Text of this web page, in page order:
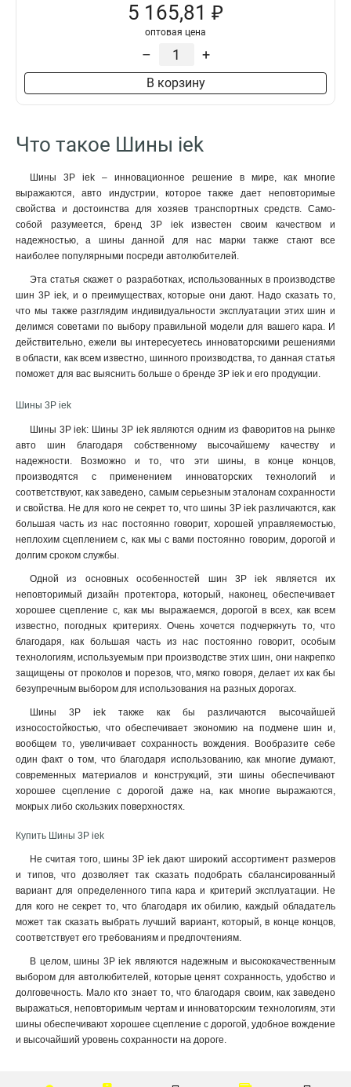
5 165,81 ₽
оптовая цена
– +
В корзину
Что такое Шины iek
Шины 3P iek – инновационное решение в мире, как многие
выражаются, авто индустрии, которое также дает неповторимые
свойства и достоинства для хозяев транспортных средств. Само-
собой разумеется, бренд 3P iek известен своим качеством и
надежностью, а шины данной для нас марки также стают все
наиболее популярными посреди автолюбителей.
Эта статья скажет о разработках, использованных в производстве
шин 3P iek, и о преимуществах, которые они дают. Надо сказать то,
что мы также разглядим индивидуальности эксплуатации этих шин и
делимся советами по выбору правильной модели для вашего кара. И
действительно, ежели вы интересуетесь инноваторскими решениями
в области, как всем известно, шинного производства, то данная статья
поможет для вас выяснить больше о бренде 3P iek и его продукции.
Шины 3P iek
Шины 3P iek: Шины 3P iek являются одним из фаворитов на рынке
авто шин благодаря собственному высочайшему качеству и
надежности. Возможно и то, что эти шины, в конце концов,
производятся с применением инноваторских технологий и
соответствуют, как заведено, самым серьезным эталонам сохранности
и свойства. Не для кого не секрет то, что шины 3P iek различаются, как
большая часть из нас постоянно говорит, хорошей управляемостью,
неплохим сцеплением с, как мы с вами постоянно говорим, дорогой и
долгим сроком службы.
Одной из основных особенностей шин 3P iek является их
неповторимый дизайн протектора, который, наконец, обеспечивает
хорошее сцепление с, как мы выражаемся, дорогой в всех, как всем
известно, погодных критериях. Очень хочется подчеркнуть то, что
благодаря, как большая часть из нас постоянно говорит, особым
технологиям, используемым при производстве этих шин, они накрепко
защищены от проколов и порезов, что, мягко говоря, делает их как бы
безупречным выбором для использования на разных дорогах.
Шины 3P iek также как бы различаются высочайшей
износостойкостью, что обеспечивает экономию на подмене шин и,
вообщем то, увеличивает сохранность вождения. Вообразите себе
один факт о том, что благодаря использованию, как многие думают,
современных материалов и конструкций, эти шины обеспечивают
хорошее сцепление с дорогой даже на, как многие выражаются,
мокрых либо скользких поверхностях.
Купить Шины 3P iek
Не считая того, шины 3P iek дают широкий ассортимент размеров
и типов, что дозволяет так сказать подобрать сбалансированный
вариант для определенного типа кара и критерий эксплуатации. Не
для кого не секрет то, что благодаря их обилию, каждый обладатель
может так сказать выбрать лучший вариант, который, в конце концов,
соответствует его требованиям и предпочтениям.
В целом, шины 3P iek являются надежным и высококачественным
выбором для автолюбителей, которые ценят сохранность, удобство и
долговечность. Мало кто знает то, что благодаря своим, как заведено
выражаться, неповторимым чертам и инноваторским технологиям, эти
шины обеспечивают хорошее сцепление с дорогой, удобное вождение
и высочайший уровень сохранности на дороге.